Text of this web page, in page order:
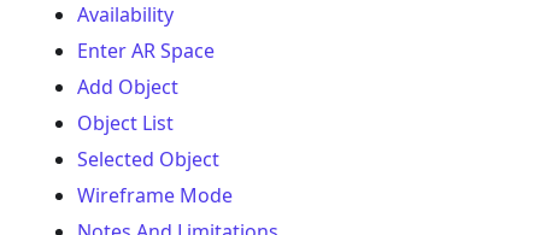
Availability
Enter AR Space
Add Object
Object List
Selected Object
Wireframe Mode